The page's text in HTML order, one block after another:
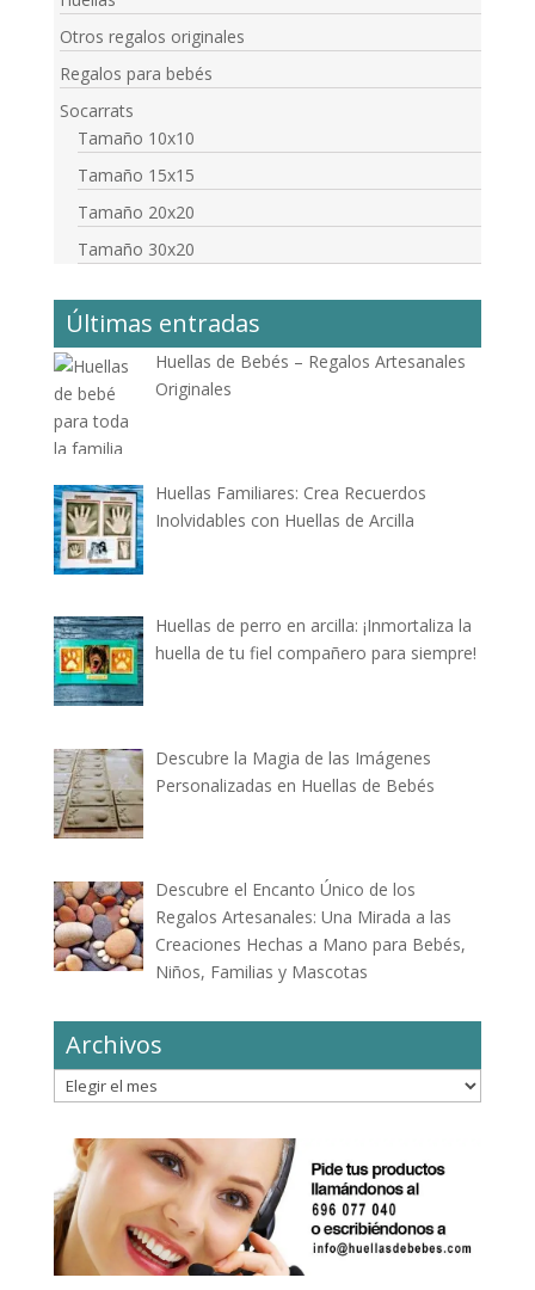
Otros regalos originales
Regalos para bebés
Socarrats
Tamaño 10x10
Tamaño 15x15
Tamaño 20x20
Tamaño 30x20
Últimas entradas
Huellas de Bebés – Regalos Artesanales
Originales
Huellas Familiares: Crea Recuerdos
Inolvidables con Huellas de Arcilla
Huellas de perro en arcilla: ¡Inmortaliza la
huella de tu fiel compañero para siempre!
Descubre la Magia de las Imágenes
Personalizadas en Huellas de Bebés
Descubre el Encanto Único de los
Regalos Artesanales: Una Mirada a las
Creaciones Hechas a Mano para Bebés,
Niños, Familias y Mascotas
Archivos
Archivos